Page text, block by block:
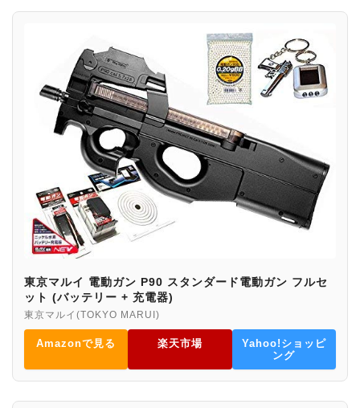
東京マルイ 電動ガン P90 スタンダード電動ガン フルセ
ット (バッテリー + 充電器)
東京マルイ(TOKYO MARUI)
Amazonで見る 楽天市場
Yahoo!ショッピ
ング